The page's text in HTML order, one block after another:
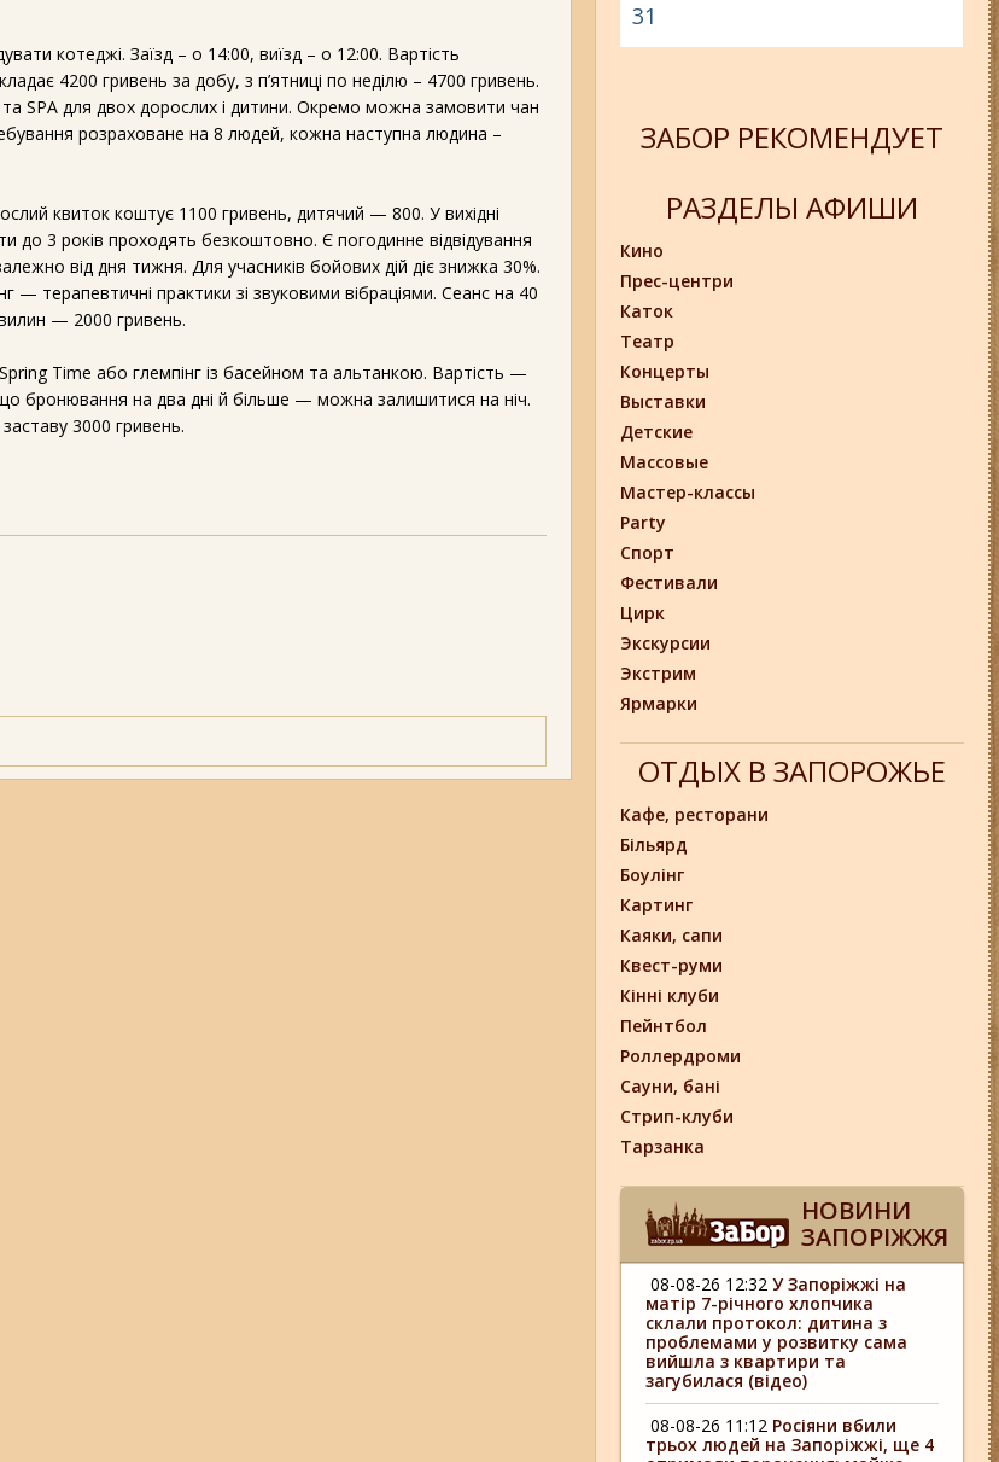
котеджі. Заїзд – о 14:00, виїзд – о 12:00. Вартість
4200 гривень за добу, з п’ятниці по неділю – 4700 гривень.
та SPA для двох дорослих і дитини. Окремо можна замовити чан
розраховане на 8 людей, кожна наступна людина –
квиток коштує 1100 гривень, дитячий — 800. У вихідні
до 3 років проходять безкоштовно. Є погодинне відвідування
від дня тижня. Для учасників бойових дій діє знижка 30%.
— терапевтичні практики зі звуковими вібраціями. Сеанс на 40
— 2000 гривень.
Time або глемпінг із басейном та альтанкою. Вартість —
бронювання на два дні й більше — можна залишитися на ніч.
3000 гривень.
31
ЗАБОР РЕКОМЕНДУЕТ
РАЗДЕЛЫ АФИШИ
Кино
Прес-центри
Каток
Театр
Концерты
Выставки
Детские
Массовые
Мастер-классы
Party
Спорт
Фестивали
Цирк
Экскурсии
Экстрим
Ярмарки
ОТДЫХ В ЗАПОРОЖЬЕ
Кафе, ресторани
Більярд
Боулінг
Картинг
Каяки, сапи
Квест-руми
Кінні клуби
Пейнтбол
Роллердроми
Сауни, бані
Стрип-клуби
Тарзанка
НОВИНИ
ЗАПОРІЖЖЯ
08-08-26 12:32 У Запоріжжі на
матір 7-річного хлопчика
склали протокол: дитина з
проблемами у розвитку сама
вийшла з квартири та
загубилася (відео)
08-08-26 11:12 Росіяни вбили
трьох людей на Запоріжжі, ще 4